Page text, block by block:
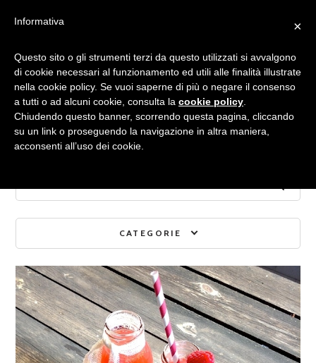
Archivio mensile:
MAGGIO 2014
CATEGORIE
×
Informativa
Questo sito o gli strumenti terzi da questo utilizzati si avvalgono
di cookie necessari al funzionamento ed utili alle finalità illustrate
nella cookie policy. Se vuoi saperne di più o negare il consenso
a tutti o ad alcuni cookie, consulta la cookie policy
Chiudendo questo banner, scorrendo questa pagina, cliccando
su un link o proseguendo la navigazione in altra maniera,
acconsenti all’uso dei cookie.